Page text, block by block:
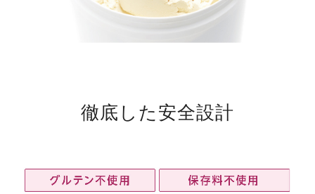
徹底した安全設計